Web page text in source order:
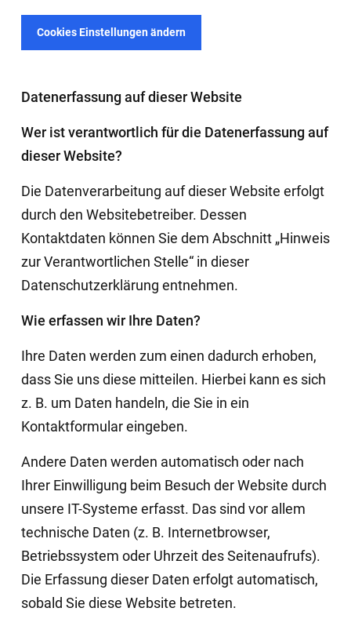
Cookies Einstellungen ändern
Datenerfassung auf dieser Website
Wer ist verantwortlich für die Datenerfassung auf
dieser Website?
Die Datenverarbeitung auf dieser Website erfolgt
durch den Websitebetreiber. Dessen
Kontaktdaten können Sie dem Abschnitt „Hinweis
zur Verantwortlichen Stelle“ in dieser
Datenschutzerklärung entnehmen.
Wie erfassen wir Ihre Daten?
Ihre Daten werden zum einen dadurch erhoben,
dass Sie uns diese mitteilen. Hierbei kann es sich
z. B. um Daten handeln, die Sie in ein
Kontaktformular eingeben.
Andere Daten werden automatisch oder nach
Ihrer Einwilligung beim Besuch der Website durch
unsere IT-Systeme erfasst. Das sind vor allem
technische Daten (z. B. Internetbrowser,
Betriebssystem oder Uhrzeit des Seitenaufrufs).
Die Erfassung dieser Daten erfolgt automatisch,
sobald Sie diese Website betreten.